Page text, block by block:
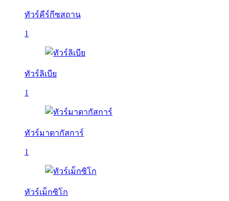
ทัวร์คีร์กีซสถาน
1
ทัวร์ลิเบีย
1
ทัวร์มาดากัสการ์
1
ทัวร์เม็กซิโก